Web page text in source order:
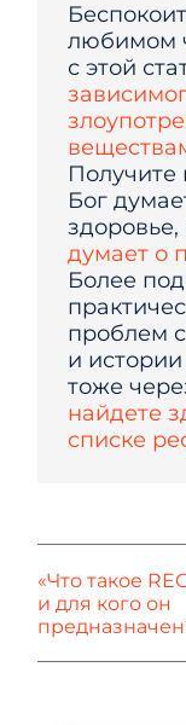
любимом
с этой
Получите
Бог
здоровье,
думает о
Более
проблем
и
тоже
найдете
списке
«Что такое
и для кого он